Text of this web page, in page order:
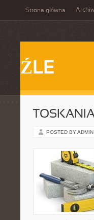
Strona główna
ŹLE
POSTED BY ADMIN